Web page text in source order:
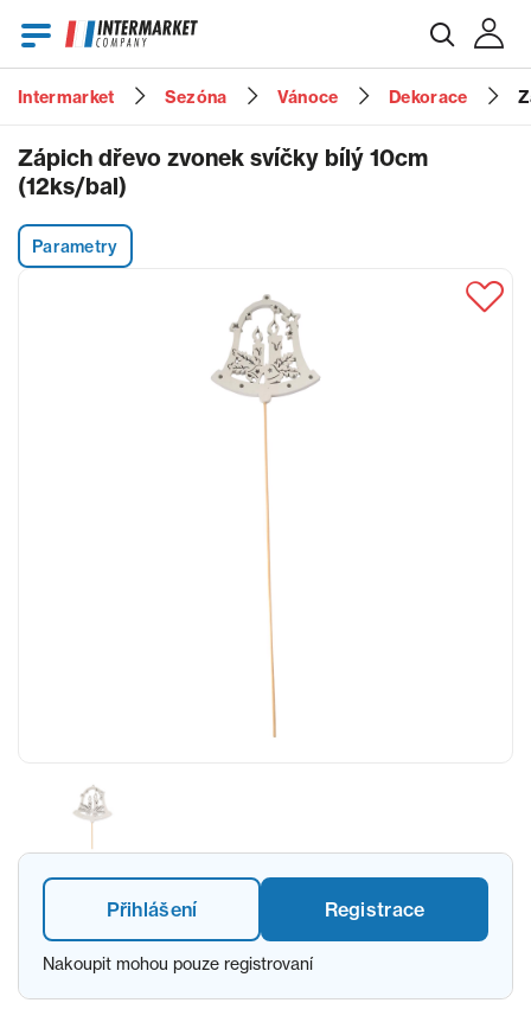
Heslo
Zapomenuté heslo?
Intermarket Sezóna Vánoce Dekorace
Zápich dřevo zvonek svíčky bílý 10cm
(12ks/bal)
Parametry
Přihlášení Registrace
Nakoupit mohou pouze registrovaní